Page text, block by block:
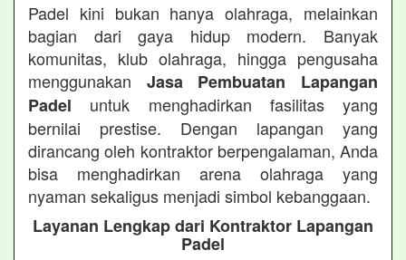
Padel kini bukan hanya olahraga, melainkan
bagian dari gaya hidup modern. Banyak
komunitas, klub olahraga, hingga pengusaha
menggunakan Jasa Pembuatan Lapangan
Padel untuk menghadirkan fasilitas yang
bernilai prestise. Dengan lapangan yang
dirancang oleh kontraktor berpengalaman, Anda
bisa menghadirkan arena olahraga yang
nyaman sekaligus menjadi simbol kebanggaan.
Layanan Lengkap dari Kontraktor Lapangan
Padel